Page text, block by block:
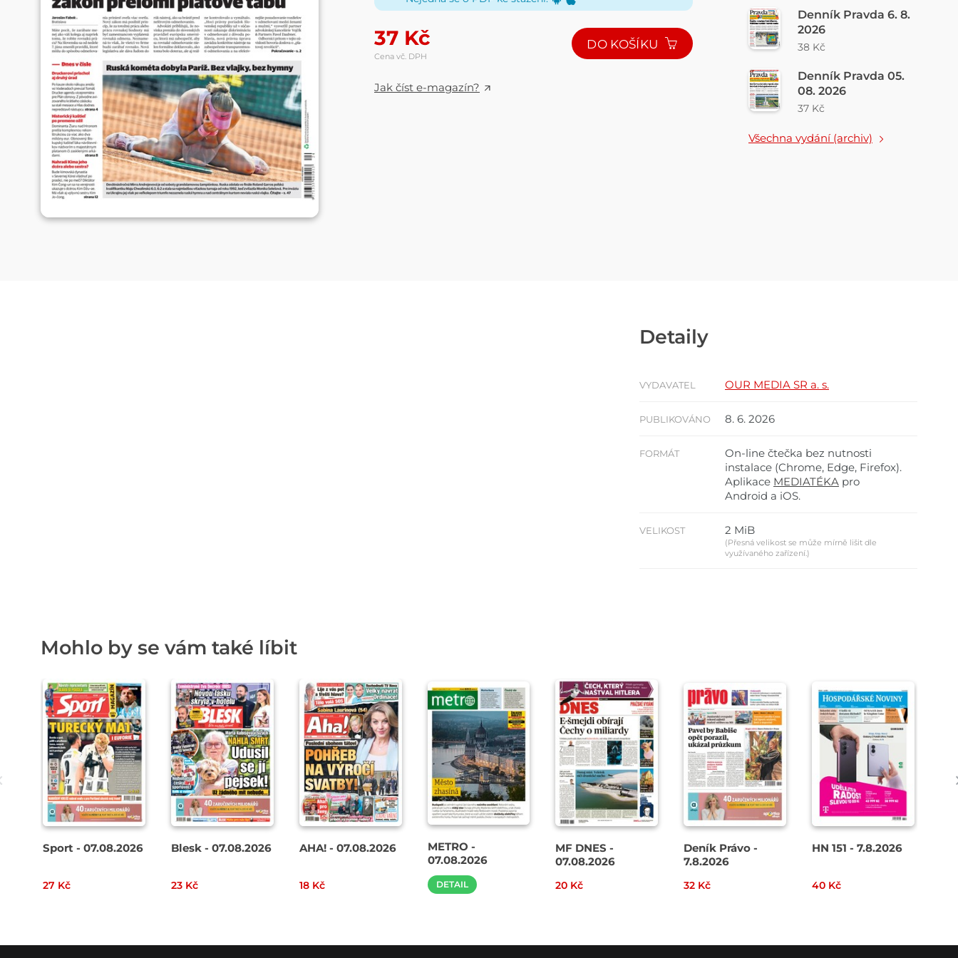
37 Kč
Cena vč. DPH
DO KOŠÍKU
Jak číst e-magazín?
Denník Pravda 6. 8.
2026
38 Kč
Denník Pravda 05.
08. 2026
37 Kč
Všechna vydání (archiv)
Detaily
VYDAVATEL OUR MEDIA SR a. s.
PUBLIKOVÁNO 8. 6. 2026
FORMÁT
On-line čtečka bez nutnosti
instalace (Chrome, Edge, Firefox).
Aplikace MEDIATÉKA pro
Android a iOS.
VELIKOST 2 MiB
(Přesná velikost se může mírně lišit dle
využívaného zařízení.)
Mohlo by se vám také líbit
Sport - 07.08.2026
27 Kč
Blesk - 07.08.2026
23 Kč
AHA! - 07.08.2026
18 Kč
METRO -
07.08.2026
DETAIL
MF DNES -
07.08.2026
20 Kč
Deník Právo -
7.8.2026
32 Kč
HN 151 - 7.8.2026
40 Kč